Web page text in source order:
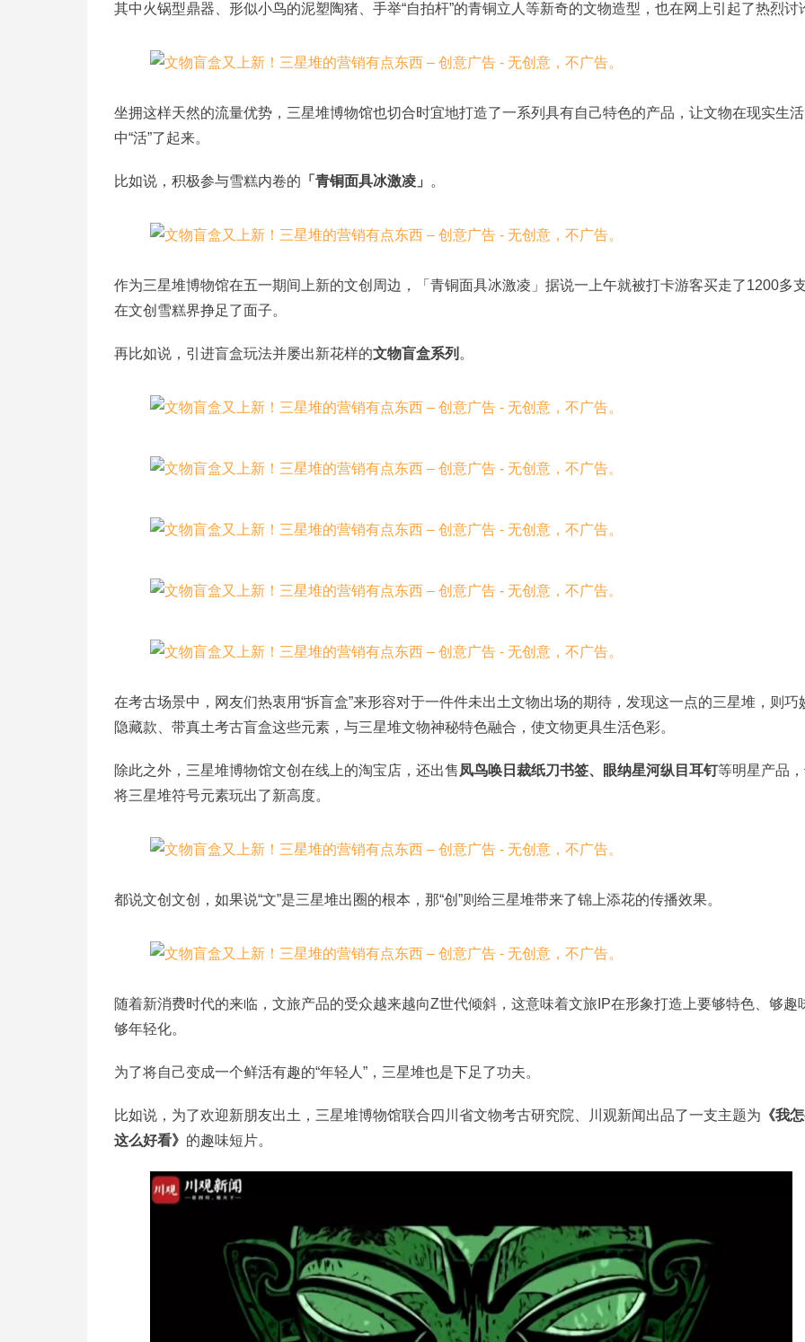
其中火锅型鼎器、形似小鸟的泥塑陶猪、手举“自拍杆”的青铜立人等新奇的文物造型，也在网上引起了热烈讨
坐拥这样天然的流量优势，三星堆博物馆也切合时宜地打造了一系列具有自己特色的产品，让文物在现实生活
中“活”了起来。
比如说，积极参与雪糕内卷的 「青铜面具冰激凌」 。
作为三星堆博物馆在五一期间上新的文创周边，「青铜面具冰激凌」据说一上午就被打卡游客买走了1200多
在文创雪糕界挣足了面子。
再比如说，引进盲盒玩法并屡出新花样的文物盲盒系列 。
在考古场景中，网友们热衷用“拆盲盒”来形容对于一件件未出土文物出场的期待，发现这一点的三星堆，则巧
隐藏款、带真土考古盲盒这些元素，与三星堆文物神秘特色融合，使文物更具生活色彩。
除此之外，三星堆博物馆文创在线上的淘宝店，还出售 凤鸟唤日裁纸刀书签、眼纳星河纵目耳钉等明星产品
将三星堆符号元素玩出了新高度。
都说文创文创，如果说“文”是三星堆出圈的根本，那“创”则给三星堆带来了锦上添花的传播效果。
随着新消费时代的来临，文旅产品的受众越来越向Z世代倾斜，这意味着文旅IP在形象打造上要够特色、够趣
够年轻化。
为了将自己变成一个鲜活有趣的“年轻人”，三星堆也是下足了功夫。
比如说，为了欢迎新朋友出土，三星堆博物馆联合四川省文物考古研究院、川观新闻出品了一支主题为 《我
这么好看》 的趣味短片。